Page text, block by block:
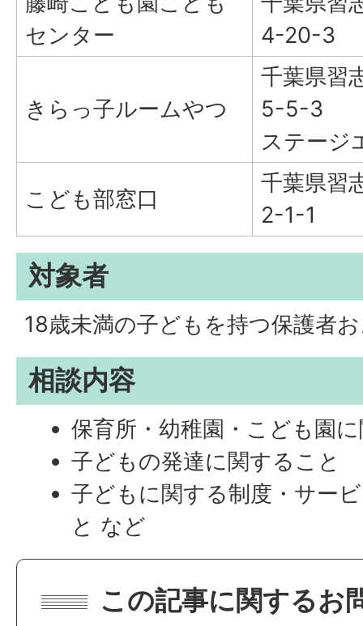
センター
4-20-3
きらっ子ルームやつ
千葉県習
5-5-3
ステージ
こども部窓口
千葉県習
2-1-1
対象者
18歳未満の子どもを持つ保護者
相談内容
保育所・幼稚園・こども園
子どもの発達に関すること
子どもに関する制度・サー
と など
この記事に関するお